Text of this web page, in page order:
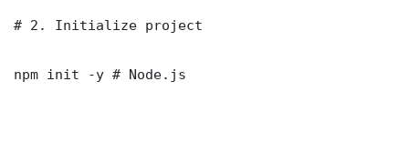
# 2. Initialize project
npm init -y # Node.js